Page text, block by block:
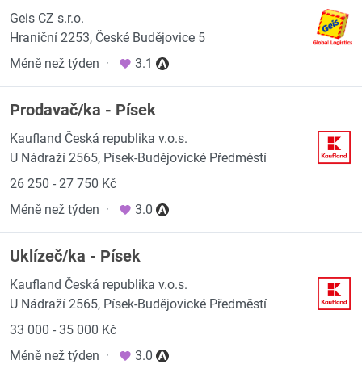
Geis CZ s.r.o.
Hraniční 2253, České Budějovice 5
Méně než týden · 3.1
Prodavač/ka - Písek
Kaufland Česká republika v.o.s.
U Nádraží 2565, Písek-Budějovické Předměstí
26 250 - 27 750 Kč
Méně než týden · 3.0
Uklízeč/ka - Písek
Kaufland Česká republika v.o.s.
U Nádraží 2565, Písek-Budějovické Předměstí
33 000 - 35 000 Kč
Méně než týden · 3.0